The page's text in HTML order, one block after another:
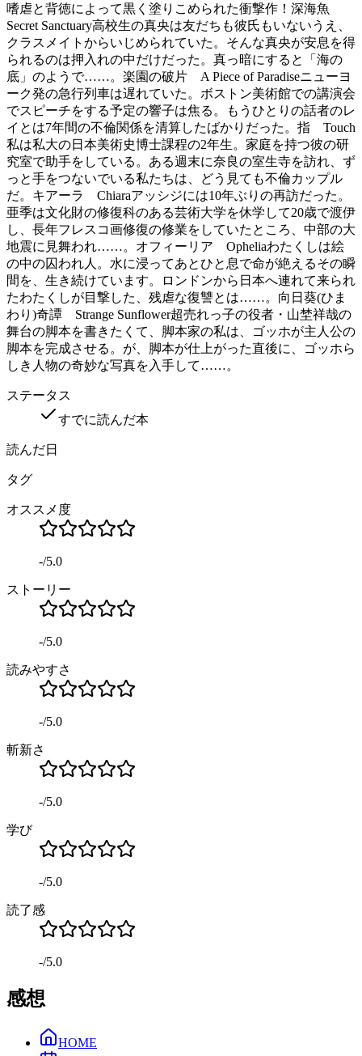
嗜虐と背徳によって黒く塗りこめられた衝撃作！深海魚
Secret Sanctuary高校生の真央は友だちも彼氏もいないうえ、
クラスメイトからいじめられていた。そんな真央が安息を得
られるのは押入れの中だけだった。真っ暗にすると「海の
底」のようで……。楽園の破片 A Piece of Paradiseニューヨ
ーク発の急行列車は遅れていた。ボストン美術館での講演会
でスピーチをする予定の響子は焦る。もうひとりの話者のレ
イとは7年間の不倫関係を清算したばかりだった。指 Touch
私は私大の日本美術史博士課程の2年生。家庭を持つ彼の研
究室で助手をしている。ある週末に奈良の室生寺を訪れ、ず
っと手をつないでいる私たちは、どう見ても不倫カップル
だ。キアーラ Chiaraアッシジには10年ぶりの再訪だった。
亜季は文化財の修復科のある芸術大学を休学して20歳で渡伊
し、長年フレスコ画修復の修業をしていたところ、中部の大
地震に見舞われ……。オフィーリア Opheliaわたくしは絵
の中の囚われ人。水に浸ってあとひと息で命が絶えるその瞬
間を、生き続けています。ロンドンから日本へ連れて来られ
たわたくしが目撃した、残虐な復讐とは……。向日葵(ひま
わり)奇譚 Strange Sunflower超売れっ子の役者・山埜祥哉の
舞台の脚本を書きたくて、脚本家の私は、ゴッホが主人公の
脚本を完成させる。が、脚本が仕上がった直後に、ゴッホら
しき人物の奇妙な写真を入手して……。
ステータス
すでに読んだ本
読んだ日
タグ
オススメ度
-/5.0
ストーリー
-/5.0
読みやすさ
-/5.0
斬新さ
-/5.0
学び
-/5.0
読了感
-/5.0
感想
HOME